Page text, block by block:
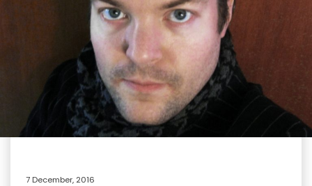
7 December, 2016